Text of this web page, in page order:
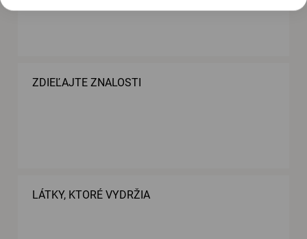
ZDIEĽAJTE ZNALOSTI
LÁTKY, KTORÉ VYDRŽIA